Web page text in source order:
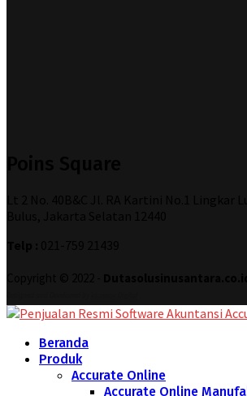
Beranda
Produk
Accurate Online
Accurate Online